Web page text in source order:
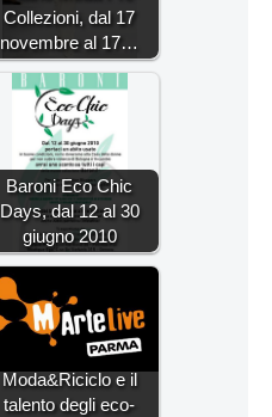
Collezioni, dal 17
novembre al 17…
Baroni Eco Chic
Days, dal 12 al 30
giugno 2010
Moda&Riciclo e il
talento degli eco-